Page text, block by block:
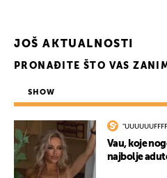
JOŠ AKTUALNOSTI
PRONAĐITE ŠTO VAS
SHOW
Vau, koje
najbolje